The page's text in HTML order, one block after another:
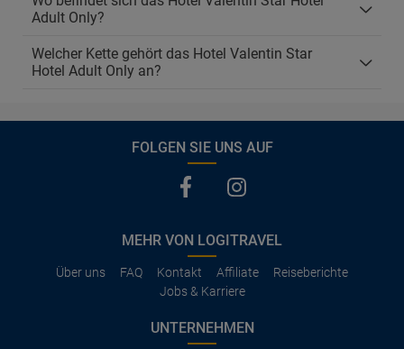
Adult Only?
Welcher Kette gehört das Hotel Valentin Star
Hotel Adult Only an?
FOLGEN SIE UNS AUF
MEHR VON LOGITRAVEL
Über uns FAQ Kontakt Affiliate
Reiseberichte
Jobs & Karriere
UNTERNEHMEN